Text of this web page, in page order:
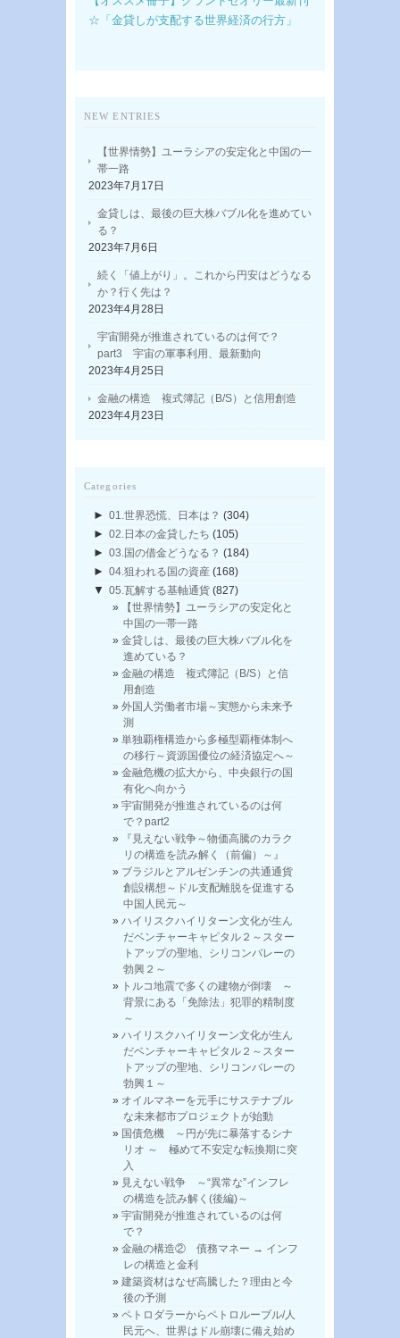
☆「金貸しが支配する世界経済の行方」
NEW ENTRIES
【世界情勢】ユーラシアの安定化と中国の一
帯一路
2023年7月17日
金貸しは、最後の巨大株バブル化を進めてい
る？
2023年7月6日
続く「値上がり」。これから円安はどうなる
か？行く先は？
2023年4月28日
宇宙開発が推進されているのは何で？
part3 宇宙の軍事利用、最新動向
2023年4月25日
金融の構造 複式簿記（B/S）と信用創造
2023年4月23日
Categories
► 01.世界恐慌、日本は？ (304)
► 02.日本の金貸したち (105)
► 03.国の借金どうなる？ (184)
► 04.狙われる国の資産 (168)
▼ 05.瓦解する基軸通貨 (827)
【世界情勢】ユーラシアの安定化と
中国の一帯一路
金貸しは、最後の巨大株バブル化を
進めている？
金融の構造 複式簿記（B/S）と信
用創造
外国人労働者市場～実態から未来予
測
単独覇権構造から多極型覇権体制へ
の移行～資源国優位の経済協定へ～
金融危機の拡大から、中央銀行の国
有化へ向かう
宇宙開発が推進されているのは何
で？part2
『見えない戦争～物価高騰のカラク
リの構造を読み解く（前偏）～』
ブラジルとアルゼンチンの共通通貨
創設構想～ドル支配離脱を促進する
中国人民元～
ハイリスクハイリターン文化が生ん
だベンチャーキャピタル２～スター
トアップの聖地、シリコンバレーの
勃興２～
トルコ地震で多くの建物が倒壊 ～
背景にある「免除法」犯罪的精制度
～
ハイリスクハイリターン文化が生ん
だベンチャーキャピタル２～スター
トアップの聖地、シリコンバレーの
勃興１～
オイルマネーを元手にサステナブル
な未来都市プロジェクトが始動
国債危機 ～円が先に暴落するシナ
リオ ～ 極めて不安定な転換期に突
入
見えない戦争 ～“異常な”インフレ
の構造を読み解く(後編)～
宇宙開発が推進されているのは何
で？
金融の構造② 債務マネー → インフ
レの構造と金利
建築資材はなぜ高騰した？理由と今
後の予測
ペトロダラーからペトロルーブル/人
民元へ、世界はドル崩壊に備え始め